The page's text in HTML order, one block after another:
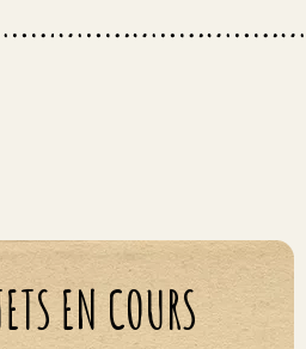
EN COURS